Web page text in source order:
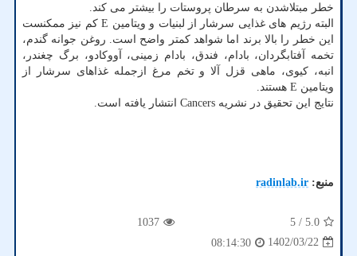
خطر مبتلاشدن به سرطان پروستات را بیشتر می کند.
البته رژیم های غذایی سرشار از لبنیات و ویتامین E کم نیز ممکنست
این خطر را بالا برند اما شواهد کمتر واضح است. روغن جوانه گندم،
تخمه آفتابگردان، بادام، فندق، بادام زمینی، آووکادو، برگ چغندر،
انبه، کیوی، ماهی قزل آلا و تخم مرغ ازجمله غذاهای سرشار از
ویتامین E هستند.
نتایج این تحقیق در نشریه Cancers انتشار یافته است.
منبع: radinlab.ir
5.0
/ 5
1037
1402/03/22
08:14:30